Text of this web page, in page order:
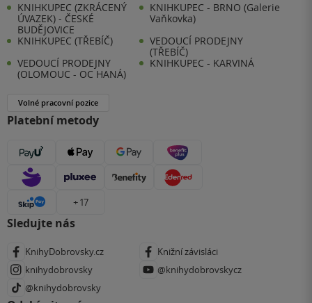
KNIHKUPEC (ZKRÁCENÝ
ÚVAZEK) - ČESKÉ
BUDĚJOVICE
KNIHKUPEC - BRNO (Galerie
Vaňkovka)
KNIHKUPEC (TŘEBÍČ)
VEDOUCÍ PRODEJNY
(TŘEBÍČ)
VEDOUCÍ PRODEJNY
(OLOMOUC - OC HANÁ)
KNIHKUPEC - KARVINÁ
Volné pracovní pozice
Platební metody
+ 17
Sledujte nás
KnihyDobrovsky.cz
Knižní závisláci
knihydobrovsky
@knihydobrovskycz
@knihydobrovsky